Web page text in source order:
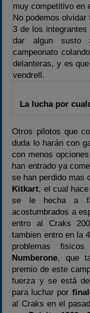
muy competitivo en
No podemos
3 de los integrantes
dar algun susto
campeonato
delanteras, y es
vendrell.
La lucha por
Otros pilotos que
duda lo harán con
con menos
han entrado ya
se han perdido mas
Kitkart, el cual
se le hecha a
acostumbrados a
entro al Craks
tambien entro en la
problemas
Numberone, que
premio de este
fuerza y se está
para luchar por
al Craks en el